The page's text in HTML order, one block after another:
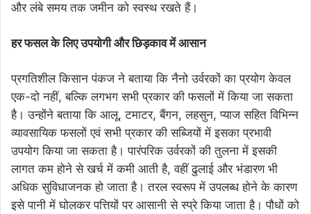
और लंबे समय तक जमीन को स्वस्थ रखते हैं।
हर फसल के लिए उपयोगी और छिड़काव में आसान
प्रगतिशील किसान पंकज ने बताया कि नैनो उर्वरकों का प्रयोग केवल
एक-दो नहीं, बल्कि लगभग सभी प्रकार की फसलों में किया जा सकता
है। उन्होंने बताया कि आलू, टमाटर, बैंगन, लहसुन, प्याज सहित विभिन्न
व्यावसायिक फसलों एवं सभी प्रकार की सब्जियों में इसका प्रभावी
उपयोग किया जा सकता है। पारंपरिक उर्वरकों की तुलना में इसकी
लागत कम होने से खर्च में कमी आती है, वहीं ढुलाई और भंडारण भी
अधिक सुविधाजनक हो जाता है। तरल स्वरूप में उपलब्ध होने के कारण
इसे पानी में घोलकर पत्तियों पर आसानी से स्प्रे किया जाता है। पौधों को